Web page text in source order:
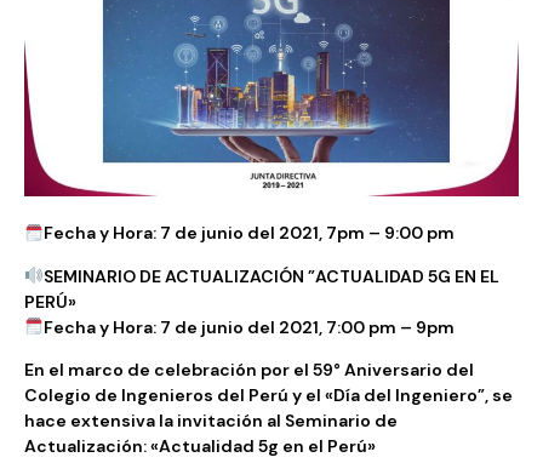
Fecha y Hora: 7 de junio del 2021, 7pm – 9:00 pm
SEMINARIO DE ACTUALIZACIÓN ”ACTUALIDAD 5G EN EL
PERÚ»
Fecha y Hora: 7 de junio del 2021, 7:00 pm – 9pm
En el marco de celebración por el 59° Aniversario del
Colegio de Ingenieros del Perú y el «Día del Ingeniero”, se
hace extensiva la invitación al Seminario de
Actualización: «Actualidad 5g en el Perú»